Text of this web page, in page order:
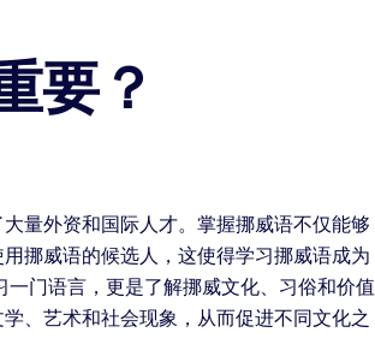
要？
量外资和国际人才。掌握挪威语不仅能够
挪威语的候选人，这使得学习挪威语成为
门语言，更是了解挪威文化、习俗和价值
、艺术和社会现象，从而促进不同文化之